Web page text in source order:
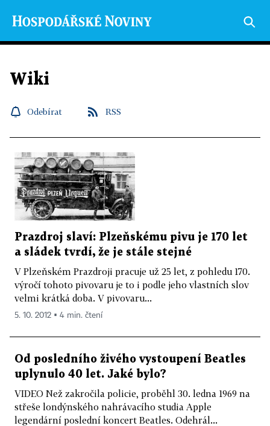
Wiki
Odebírat RSS
Prazdroj slaví: Plzeňskému pivu je 170 let
a sládek tvrdí, že je stále stejné
V Plzeňském Prazdroji pracuje už 25 let, z pohledu 170.
výročí tohoto pivovaru je to i podle jeho vlastních slov
velmi krátká doba. V pivovaru...
5. 10. 2012 ▪ 4 min. čtení
Od posledního živého vystoupení Beatles
uplynulo 40 let. Jaké bylo?
VIDEO Než zakročila policie, proběhl 30. ledna 1969 na
střeše londýnského nahrávacího studia Apple
legendární poslední koncert Beatles. Odehrál...